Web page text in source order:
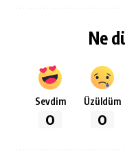
Ne
Sevdim
0
Üzüldüm
0